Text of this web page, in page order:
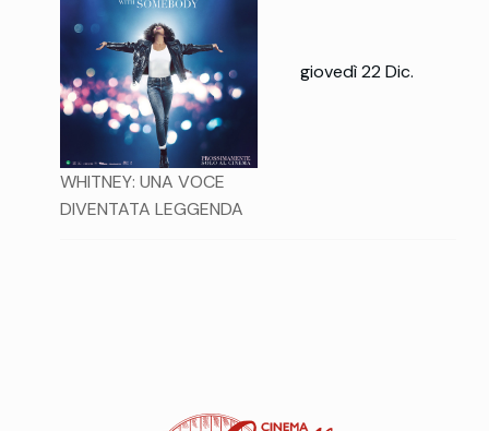
WHITNEY: UNA VOCE
DIVENTATA LEGGENDA
giovedì 22 Dic.